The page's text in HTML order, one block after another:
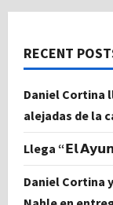
RECENT
Daniel Cortina
alejadas de la
Llega “𝗘𝗹
Daniel Cortina